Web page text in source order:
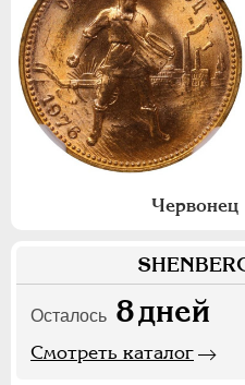
Червонец
Осталось 8дней
Смотреть каталог